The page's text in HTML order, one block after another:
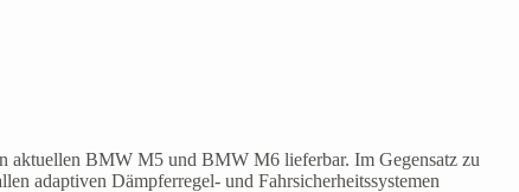
aktuellen BMW M5 und BMW M6 lieferbar. Im Gegensatz zu
adaptiven Dämpferregel- und Fahrsicherheitssystemen